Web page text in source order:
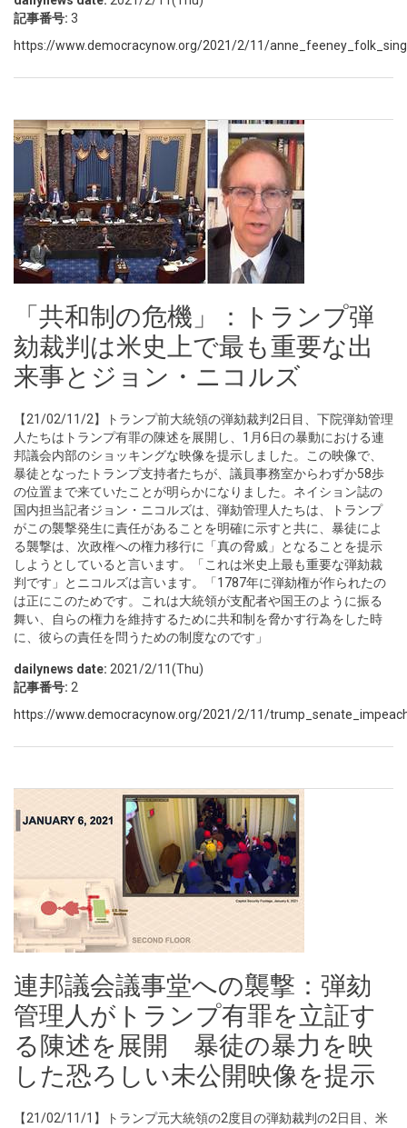
記事番号: 3
https://www.democracynow.org/2021/2/11/
「共和制の危機」：トランプ弾
劾裁判は米史上で最も重要な出
来事とジョン・ニコルズ
【21/02/11/2】トランプ前大統領の弾劾裁判2日目、下院弾劾管理
人たちはトランプ有罪の陳述を展開し、1月6日の暴動における連
邦議会内部のショッキングな映像を提示しました。この映像で、
暴徒となったトランプ支持者たちが、議員事務室からわずか58歩
の位置まで来ていたことが明らかになりました。ネイション誌の
国内担当記者ジョン・ニコルズは、弾劾管理人たちは、トランプ
がこの襲撃発生に責任があることを明確に示すと共に、暴徒によ
る襲撃は、次政権への権力移行に「真の脅威」となることを提示
しようとしていると言います。「これは米史上最も重要な弾劾裁
判です」とニコルズは言います。「1787年に弾劾権が作られたの
は正にこのためです。これは大統領が支配者や国王のように振る
舞い、自らの権力を維持するために共和制を脅かす行為をした時
に、彼らの責任を問うための制度なのです」
dailynews date: 2021/2/11(Thu)
記事番号: 2
https://www.democracynow.org/2021/2/11/
連邦議会議事堂への襲撃：弾劾
管理人がトランプ有罪を立証す
る陳述を展開 暴徒の暴力を映
した恐ろしい未公開映像を提示
【21/02/11/1】トランプ元大統領の2度目の弾劾裁判の2日目、米